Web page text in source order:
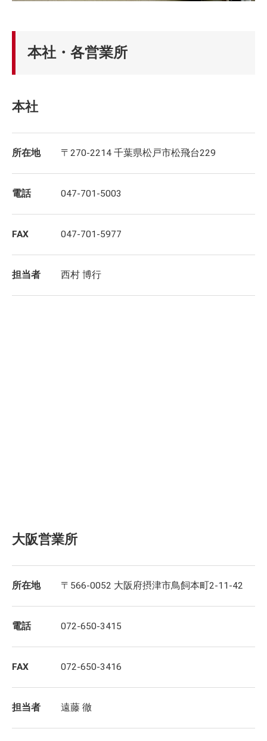
本社・各営業所
本社
所在地 〒270-2214 千葉県松戸市松飛台229
電話 047-701-5003
FAX 047-701-5977
担当者 西村 博行
大阪営業所
所在地 〒566-0052 大阪府摂津市鳥飼本町2-11-42
電話 072-650-3415
FAX 072-650-3416
担当者 遠藤 徹